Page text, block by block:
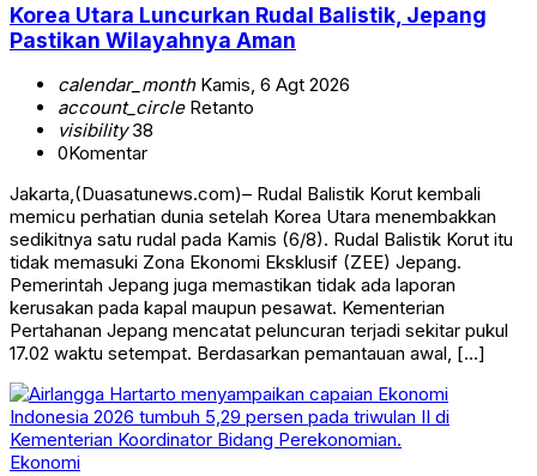
Korea Utara Luncurkan Rudal Balistik, Jepang
Pastikan Wilayahnya Aman
calendar_monthKamis, 6 Agt 2026
account_circleRetanto
visibility38
0Komentar
Jakarta,(Duasatunews.com)– Rudal Balistik Korut kembali
memicu perhatian dunia setelah Korea Utara menembakkan
sedikitnya satu rudal pada Kamis (6/8). Rudal Balistik Korut itu
tidak memasuki Zona Ekonomi Eksklusif (ZEE) Jepang.
Pemerintah Jepang juga memastikan tidak ada laporan
kerusakan pada kapal maupun pesawat. Kementerian
Pertahanan Jepang mencatat peluncuran terjadi sekitar pukul
17.02 waktu setempat. Berdasarkan pemantauan awal, […]
Ekonomi